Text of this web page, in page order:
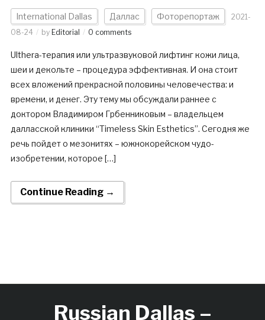
International Dallas Даллас Фоторепортаж
2021-
08-24
by Editorial 0 comments
Ulthera-терапия или ультразвуковой лифтинг кожи лица,
шеи и декольте – процедура эффективная. И она стоит
всех вложений прекрасной половины человечества: и
времени, и денег. Эту тему мы обсуждали раннее с
доктором Владимиром Грбенниковым – владельцем
далласской клиники “Timeless Skin Esthetics”. Сегодня же
речь пойдет о мезонитях – южнокорейском чудо-
изобретении, которое […]
Continue Reading →
Russian Dallas –